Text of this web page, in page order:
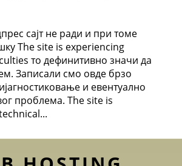
сајт не ради и при томе
The site is experiencing
то дефинитивно значи да
Записали смо овде брзо
и евентуално
проблема. The site is